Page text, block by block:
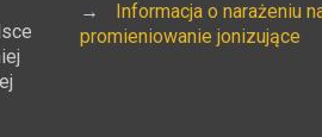
→
Informacja o narażeniu
promieniowanie jonizujące